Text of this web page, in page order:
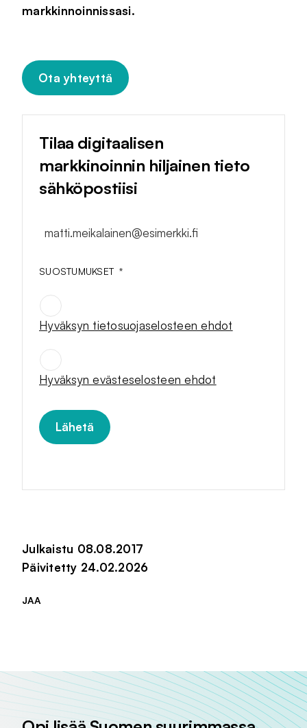
markkinnoinnissasi.
Ota yhteyttä
Tilaa digitaalisen
markkinoinnin hiljainen tieto
sähköpostiisi
SUOSTUMUKSET *
Hyväksyn tietosuojaselosteen ehdot
SUOSTUMUKSET
Hyväksyn evästeselosteen ehdot
Julkaistu 08.08.2017
Päivitetty 24.02.2026
JAA